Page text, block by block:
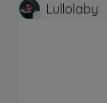
Lullolaby